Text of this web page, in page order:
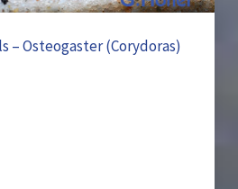
– Osteogaster (Corydoras)